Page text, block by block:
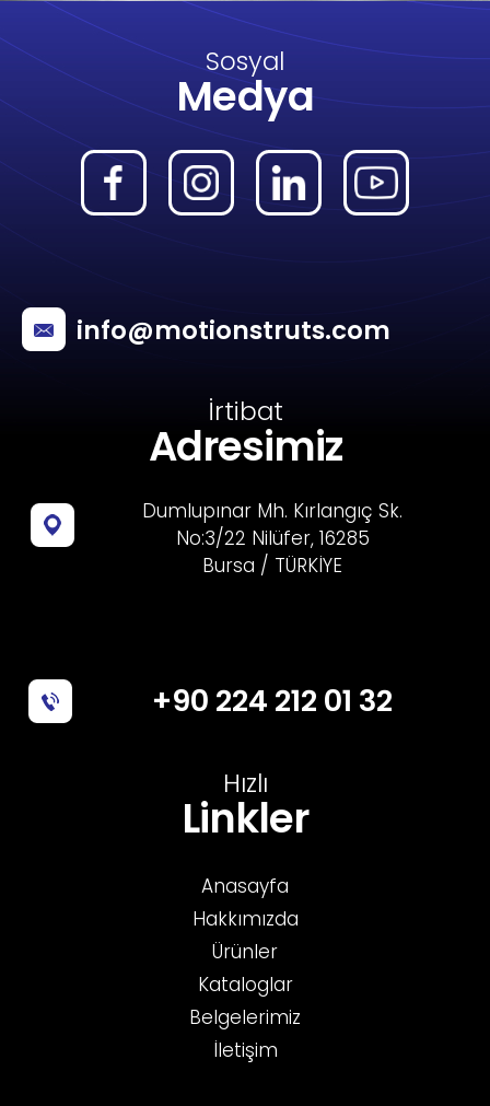
Sosyal
Medya
info@motionstruts.com
İrtibat
Adresimiz
Dumlupınar Mh. Kırlangıç Sk.
No:3/22 Nilüfer, 16285
Bursa / TÜRKİYE
+90 224 212 01 32
Hızlı
Linkler
Anasayfa
Hakkımızda
Ürünler
Kataloglar
Belgelerimiz
İletişim